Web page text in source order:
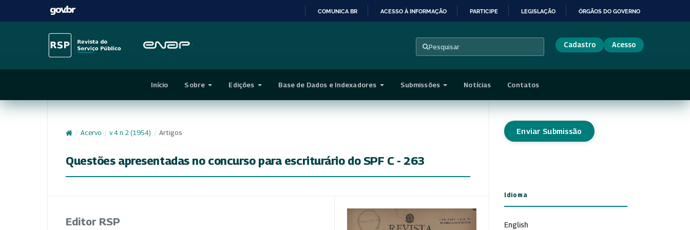
CONTEÚDO
COMUNICA BR ACESSO À INFORMAÇÃO PARTICIPE LEGISLAÇÃO ÓRGÃOS DO GOVERNO
Pesquisar Cadastro Acesso
Início Sobre Edições Base de Dados e Indexadores Submissões Notícias Contatos
/ Acervo / v. 4 n. 2 (1954) / Artigos
Questões apresentadas no concurso para escriturário do SPF C - 263
Editor RSP
Enviar Submissão
Idioma
English